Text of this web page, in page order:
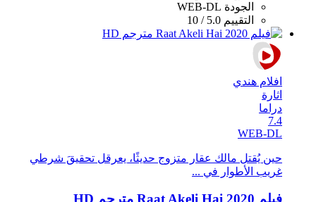
الجودة WEB-DL
التقييم 5.0 / 10
افلام هندي
اثارة
دراما
7.4
WEB-DL
حين يُقتل مالك عقار متزوج حديثًا، يعرقل تحقيقَ شرطي
غريب الأطوار في ...
فيلم Raat Akeli Hai 2020 مترجم HD